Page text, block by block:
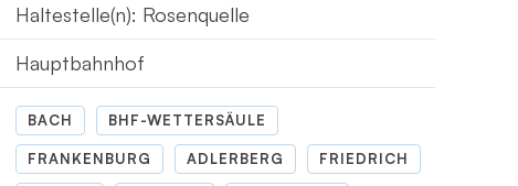
Haltestelle(n): Rosenquelle
Hauptbahnhof
BACH BHF-WETTERSÄULE
FRANKENBURG ADLERBERG FRIEDRICH